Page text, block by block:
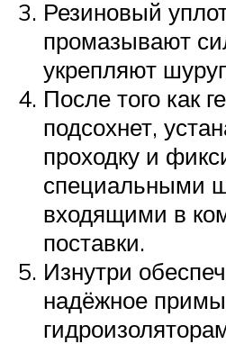
Резиновый
промазывают
укрепляют
После того как
подсохнет,
проходку и
специальными
входящими в
поставки.
Изнутри
надёжное